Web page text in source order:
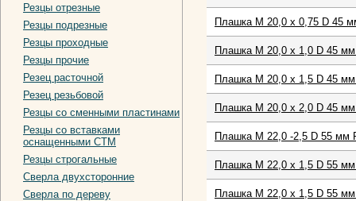
Резцы отрезные
Резцы подрезные
Резцы проходные
Резцы прочие
Резец расточной
Резец резьбовой
Резцы со сменными пластинами
Резцы со вставками
оснащенными СТМ
Резцы строгальные
Сверла двухсторонние
Сверла по дереву
Плашка М 20,0 х 0,75 D 45
Плашка М 20,0 х 1,0 D 45
Плашка М 20,0 х 1,5 D 45
Плашка М 20,0 х 2,0 D 45
Плашка М 22,0 -2,5 D 55 мм
Плашка М 22,0 х 1,5 D 55
Плашка М 22,0 х 1,5 D 55